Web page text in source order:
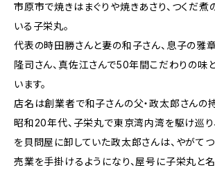
市原市で焼きはまぐりや焼きあさり、つくだ煮
いる子栄丸。
代表の時田勝さんと妻の和子さん、息子の雅
隆司さん、真佐江さんで50年間こだわりの味
います。
店名は創業者で和子さんの父・政太郎さんの
昭和20年代、子栄丸で東京湾内湾を駆け巡り
を貝問屋に卸していた政太郎さんは、やがて
売業を手掛けるようになり、屋号に子栄丸と名